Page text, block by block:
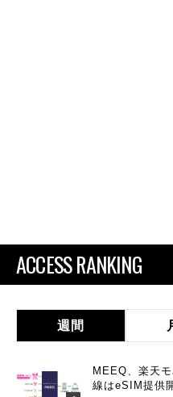
ACCESS RANKING
週間
MEEQ、楽天
線はeSIM提供